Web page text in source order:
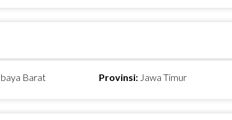
Barat Provinsi: Jawa Timur